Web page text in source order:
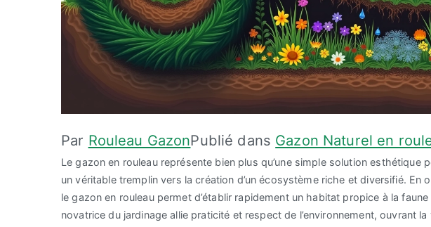
Par Rouleau GazonPublié dans Gazon Naturel en
Le gazon en rouleau représente bien plus qu’une simple solution esthétique
un véritable tremplin vers la création d’un écosystème riche et diversifié. En
le gazon en rouleau permet d’établir rapidement un habitat propice à la
novatrice du jardinage allie praticité et respect de l’environnement, ouvrant